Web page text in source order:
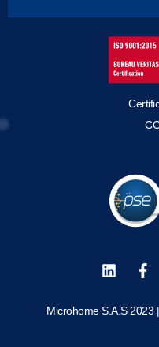
Microhome S.A.S 2023